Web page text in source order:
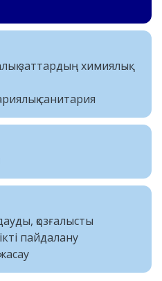
заттардың химиялық
санитария
қозғалысты
пайдалану